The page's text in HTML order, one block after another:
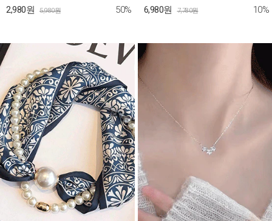
2,980원 5,980원 50% 6,980원 7,780원 10%